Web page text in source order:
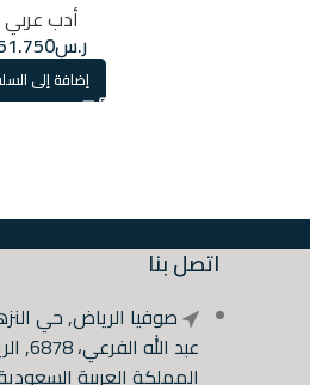
أدب عربي
ر.س
إضافة إلى
اتصل بنا
صوفيا الرياض, حي
المملكة العربية